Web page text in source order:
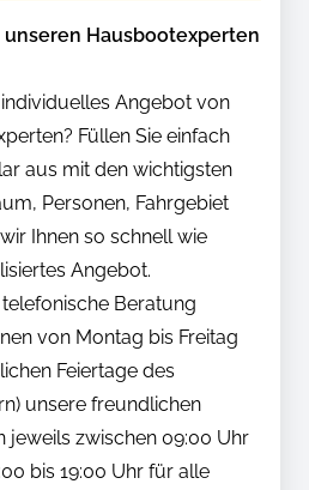
unseren Hausbootexperten
Angebot von
Füllen Sie einfach
aus mit den wichtigsten
Personen, Fahrgebiet
Ihnen so schnell wie
Angebot.
Beratung
von Montag bis Freitag
Feiertage des
unsere freundlichen
jeweils zwischen 09:00 Uhr
bis 19:00 Uhr für alle